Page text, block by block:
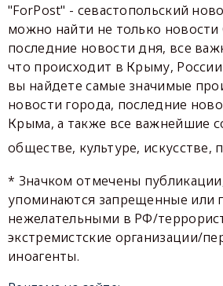
"ForPost" - севастопольский
можно найти не только новости
последние новости дня, все
что происходит в Крыму,
вы найдете самые значимые
новости города, последние
Крыма, а также все важнейшие
обществе, культуре, искусстве,
* Значком отмечены
упоминаются запрещенные или
нежелательными в РФ/
экстремистские организации/
иноагенты.